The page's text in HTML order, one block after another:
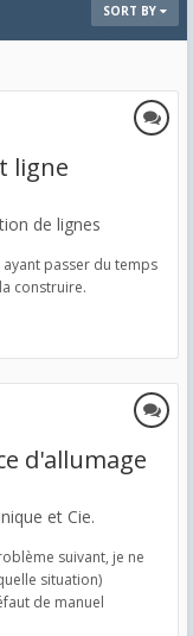
SORT BY
ligne
de lignes
passer du temps
construire.
d'allumage
et Cie.
suivant, je ne
situation)
de manuel